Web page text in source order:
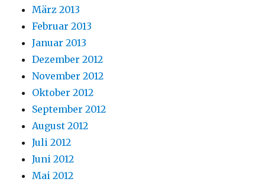
März 2013
Februar 2013
Januar 2013
Dezember 2012
November 2012
Oktober 2012
September 2012
August 2012
Juli 2012
Juni 2012
Mai 2012